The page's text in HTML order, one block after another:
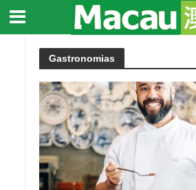
Gastronomias